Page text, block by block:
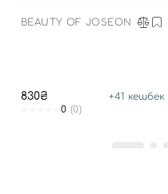
BEAUTY OF JOSEON
830₴ +41 кешбек
0 (0)